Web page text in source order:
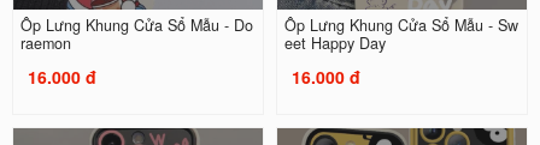
Ốp Lưng Khung Cửa Sổ Mẫu - Do
raemon
16.000 đ
Ốp Lưng Khung Cửa Sổ Mẫu - Sw
eet Happy Day
16.000 đ